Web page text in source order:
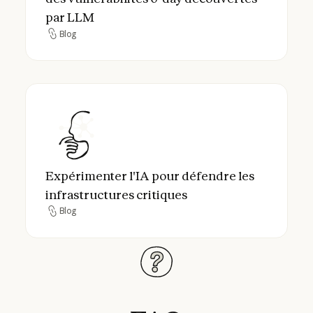
par LLM
Blog
Blog
Expérimenter l'IA pour défendre les
Expérimenter l'IA pour défendre les
infrastructures critiques
Blog
Blog